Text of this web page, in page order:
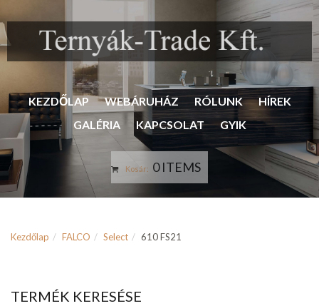
KEZDŐLAP WEBÁRUHÁZ RÓLUNK
HÍREK
GALÉRIA
KAPCSOLAT GYIK
Kosár: 0 ITEMS
Kezdőlap FALCO Select 610 FS21
TERMÉK KERESÉSE